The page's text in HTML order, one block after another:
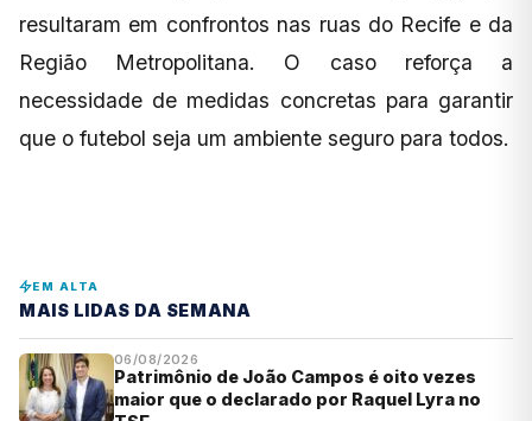
resultaram em confrontos nas ruas do Recife e da
Região Metropolitana. O caso reforça a
necessidade de medidas concretas para garantir
que o futebol seja um ambiente seguro para todos.
EM ALTA
MAIS LIDAS DA SEMANA
06/08/2026
Patrimônio de João Campos é oito vezes
maior que o declarado por Raquel Lyra no